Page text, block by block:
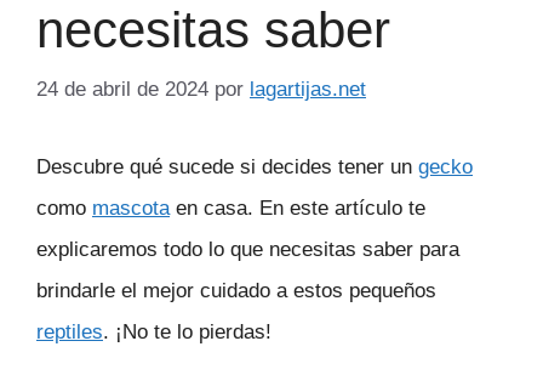
necesitas saber
24 de abril de 2024 por lagartijas.net
Descubre qué sucede si decides tener un gecko
como mascotaen casa. En este artículo te
explicaremos todo lo que necesitas saber para
brindarle el mejor cuidado a estos pequeños
reptiles. ¡No te lo pierdas!